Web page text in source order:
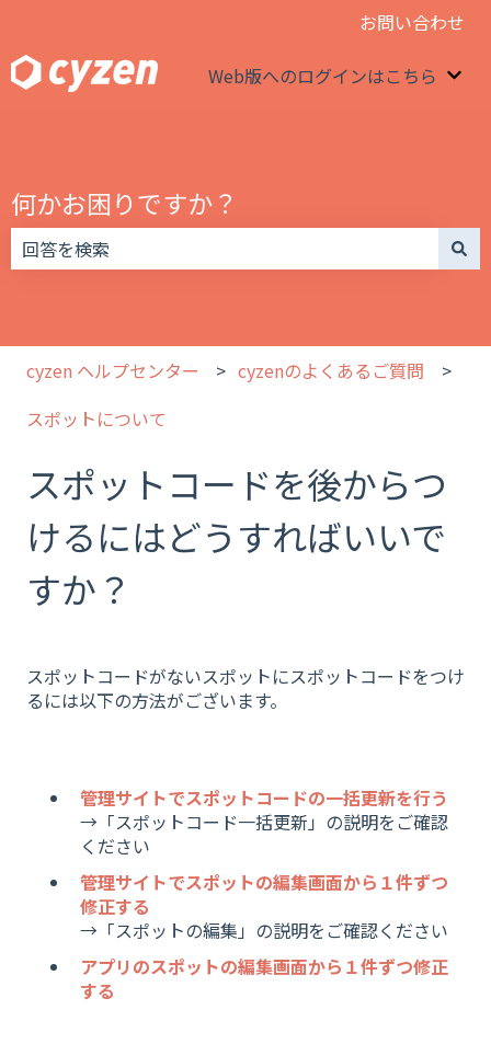
お問い合わせ
Web版へのログインはこちら
何かお困りですか？
cyzen ヘルプセンター
cyzenのよくあるご質問
スポットについて
スポットコードを後からつ
けるにはどうすればいいで
すか？
スポットコードがないスポットにスポットコードをつけ
るには以下の方法がございます。
管理サイトでスポットコードの一括更新を行う
→「スポットコード一括更新」の説明をご確認
ください
管理サイトでスポットの編集画面から１件ずつ
修正する
→「スポットの編集」の説明をご確認ください
アプリのスポットの編集画面から１件ずつ修正
する